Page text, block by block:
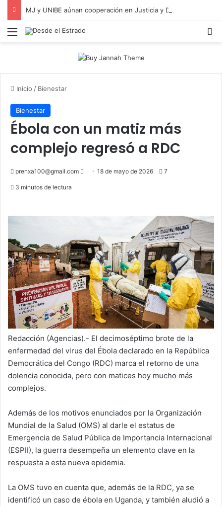
Menú
Inicio / Bienestar
Bienestar
Ébola con un matiz más
complejo regresó a RDC
prenxa100@gmail.com
Send18 de mayo de 2026 7
3 minutos de lectura
Redacción (Agencias).- El decimoséptimo brote de la
enfermedad del virus del Ébola declarado en la República
Democrática del Congo (RDC) marca el retorno de una
dolencia conocida, pero con matices hoy mucho más
complejos.
Además de los motivos enunciados por la Organización
Mundial de la Salud (OMS) al darle el estatus de
Emergencia de Salud Pública de Importancia Internacional
(ESPII), la guerra desempeña un elemento clave en la
respuesta a esta nueva epidemia.
La OMS tuvo en cuenta que, además de la RDC, ya se
identificó un caso de ébola en Uganda, y también aludió a